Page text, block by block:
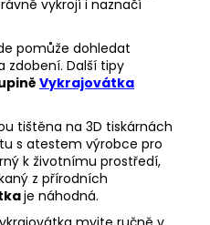
vykrojí i naznačí
pomůže dohledat
zdobení. Další tipy
Vykrajovátka
tištěna na 3D tiskárnách
s atestem výrobce pro
k životnímu prostředí,
z přírodních
je náhodná.